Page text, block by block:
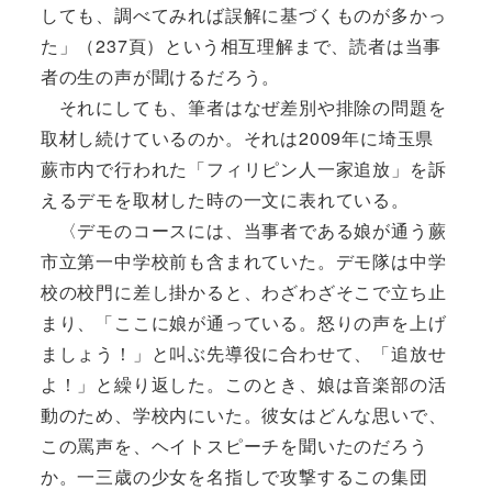
しても、調べてみれば誤解に基づくものが多かっ
た」（237頁）という相互理解まで、読者は当事
者の生の声が聞けるだろう。
それにしても、筆者はなぜ差別や排除の問題を
取材し続けているのか。それは2009年に埼玉県
蕨市内で行われた「フィリピン人一家追放」を訴
えるデモを取材した時の一文に表れている。
〈デモのコースには、当事者である娘が通う蕨
市立第一中学校前も含まれていた。デモ隊は中学
校の校門に差し掛かると、わざわざそこで立ち止
まり、「ここに娘が通っている。怒りの声を上げ
ましょう！」と叫ぶ先導役に合わせて、「追放せ
よ！」と繰り返した。このとき、娘は音楽部の活
動のため、学校内にいた。彼女はどんな思いで、
この罵声を、ヘイトスピーチを聞いたのだろう
か。一三歳の少女を名指しで攻撃するこの集団